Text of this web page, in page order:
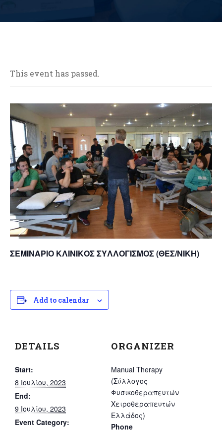
This event has passed.
ΣΕΜΙΝΑΡΙΟ ΚΛΙΝΙΚΟΣ ΣΥΛΛΟΓΙΣΜΟΣ (ΘΕΣ/ΝΙΚΗ)
Add to calendar
DETAILS
Start:
8 Ιουλίου, 2023
End:
9 Ιουλίου, 2023
Event Category:
ORGANIZER
Manual Therapy
(Σύλλογος
Φυσικοθεραπευτών
Χειροθεραπευτών
Ελλάδος)
Phone